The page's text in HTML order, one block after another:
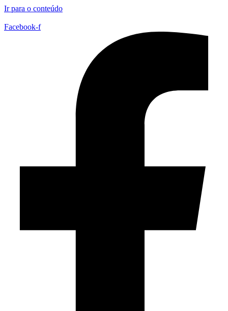
Ir para o conteúdo
Facebook-f